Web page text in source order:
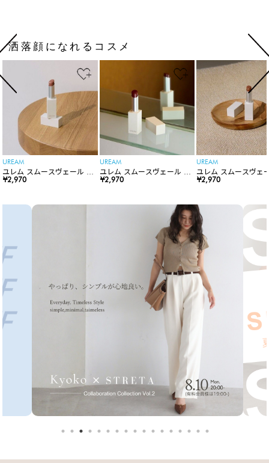
洒落顔になれるコスメ
UREAM
ユレム スムースヴェール リ
ップスティック
¥2,970
UREAM
ユレム スムースヴェール リ
ップスティック
¥2,970
UREAM
ユレム スムースヴェ
ップスティック
¥2,970